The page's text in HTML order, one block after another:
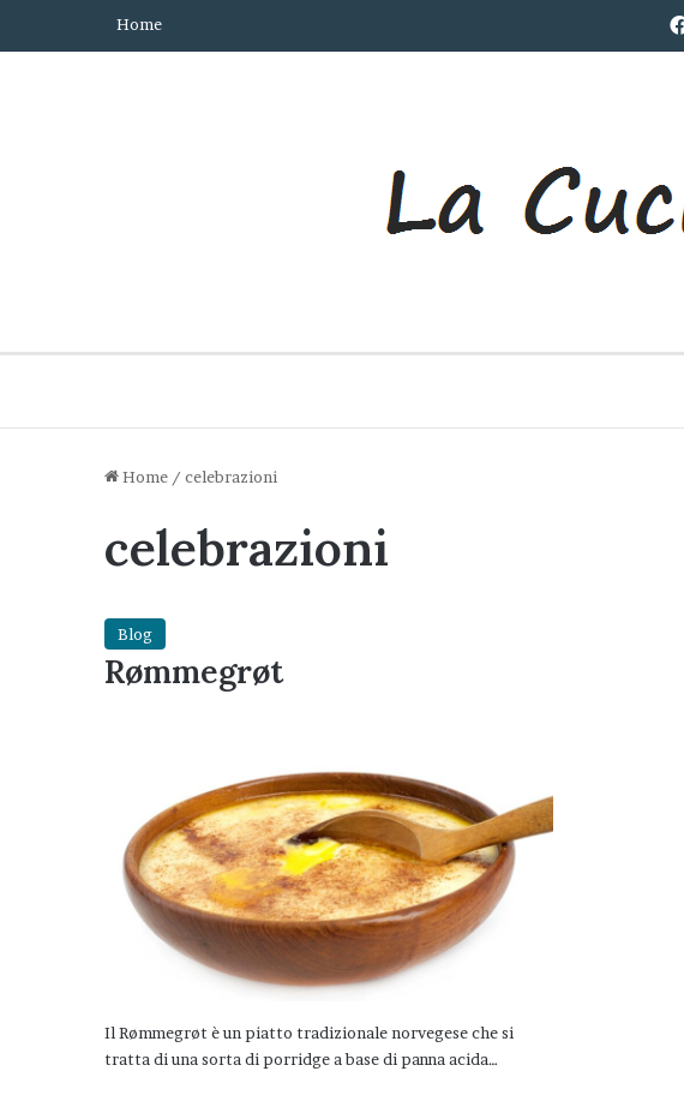
Home
Home / celebrazioni
celebrazioni
Blog
Rømmegrøt
Il Rømmegrøt è un piatto tradizionale norvegese che si
tratta di una sorta di porridge a base di panna acida…